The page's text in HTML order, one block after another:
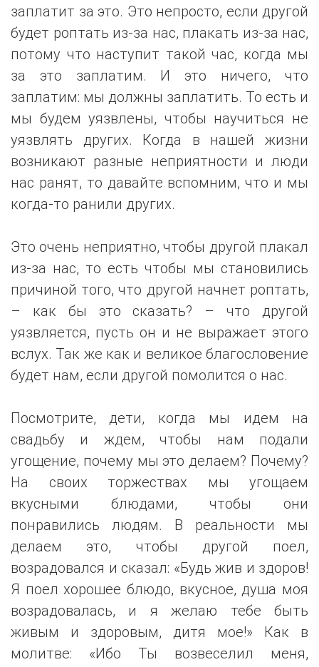
заплатит за это. Это непросто, если другой
будет роптать из-за нас, плакать из-за нас,
потому что наступит такой час, когда мы
за это заплатим. И это ничего, что
заплатим: мы должны заплатить. То есть и
мы будем уязвлены, чтобы научиться не
уязвлять других. Когда в нашей жизни
возникают разные неприятности и люди
нас ранят, то давайте вспомним, что и мы
когда-то ранили других.
Это очень неприятно, чтобы другой плакал
из-за нас, то есть чтобы мы становились
причиной того, что другой начнет роптать,
– как бы это сказать? – что другой
уязвляется, пусть он и не выражает этого
вслух. Так же как и великое благословение
будет нам, если другой помолится о нас.
Посмотрите, дети, когда мы идем на
свадьбу и ждем, чтобы нам подали
угощение, почему мы это делаем? Почему?
На своих торжествах мы угощаем
вкусными блюдами, чтобы они
понравились людям. В реальности мы
делаем это, чтобы другой поел,
возрадовался и сказал: «Будь жив и здоров!
Я поел хорошее блюдо, вкусное, душа моя
возрадовалась, и я желаю тебе быть
живым и здоровым, дитя мое!» Как в
молитве: «Ибо Ты возвеселил меня,